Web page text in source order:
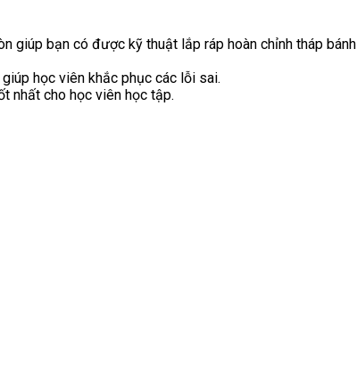
giúp bạn có được kỹ thuật lắp ráp hoàn chỉnh tháp bánh
học viên khắc phục các lỗi sai.
nhất cho học viên học tập.